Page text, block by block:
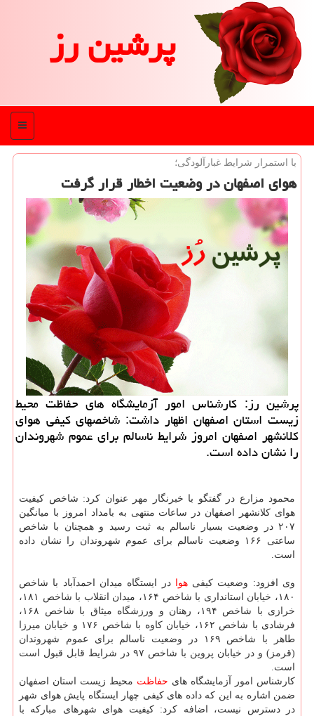
پرشین رز
منو
با استمرار شرایط غبارآلودگی؛
هوای اصفهان در وضعیت اخطار قرار گرفت
پرشین رز: کارشناس امور آزمایشگاه های حفاظت محیط
زیست استان اصفهان اظهار داشت: شاخصهای کیفی هوای
کلانشهر اصفهان امروز شرایط ناسالم برای عموم شهروندان
را نشان داده است.
محمود مزارع در گفتگو با خبرنگار مهر عنوان کرد: شاخص کیفیت
هوای کلانشهر اصفهان در ساعات منتهی به بامداد امروز با میانگین
۲۰۷ در وضعیت بسیار ناسالم به ثبت رسید و همچنان با شاخص
ساعتی ۱۶۶ وضعیت ناسالم برای عموم شهروندان را نشان داده
است.
وی افزود: وضعیت کیفیهوا در ایستگاه میدان احمدآباد با شاخص
۱۸۰، خیابان استانداری با شاخص ۱۶۴، میدان انقلاب با شاخص ۱۸۱،
خرازی با شاخص ۱۹۴، رهنان و ورزشگاه میثاق با شاخص ۱۶۸،
فرشادی با شاخص ۱۶۲، خیابان کاوه با شاخص ۱۷۶ و خیابان میرزا
طاهر با شاخص ۱۶۹ در وضعیت ناسالم برای عموم شهروندان
(قرمز) و در خیابان پروین با شاخص ۹۷ در شرایط قابل قبول است
است.
کارشناس امور آزمایشگاه های حفاظت محیط زیست استان اصفهان
ضمن اشاره به این که داده های کیفی چهار ایستگاه پایش هوای شهر
در دسترس نیست، اضافه کرد: کیفیت هوای شهرهای مبارکه با